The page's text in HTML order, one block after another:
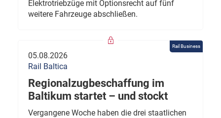
Elektrotriebzüge mit Optionsrecht auf fünf
weitere Fahrzeuge abschließen.
Rail Business
05.08.2026
Rail Baltica
Regionalzugbeschaffung im
Baltikum startet – und stockt
Vergangene Woche haben die drei staatlichen